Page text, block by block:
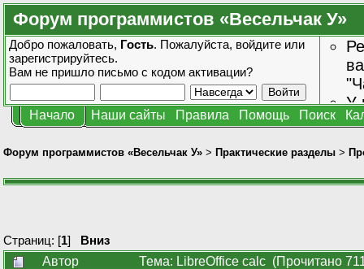
Форум программистов «Весельчак У»
Добро пожаловать, Гость. Пожалуйста, войдите или
зарегистрируйтесь.
Вам не пришло письмо с кодом активации?
У
Начало Наши сайты Правила Помощь Поиск
Форум программистов «Весельчак У» > Практические разделы >
Страниц: [1] Вниз
Автор
Тема: LibreOffice calc (Прочитано